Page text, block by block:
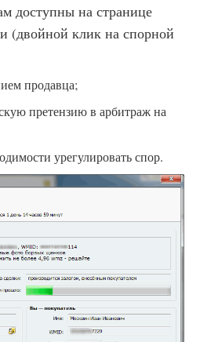
доступны на странице
(двойной клик на спорной
продавца;
претензию в арбитраж на
урегулировать спор.